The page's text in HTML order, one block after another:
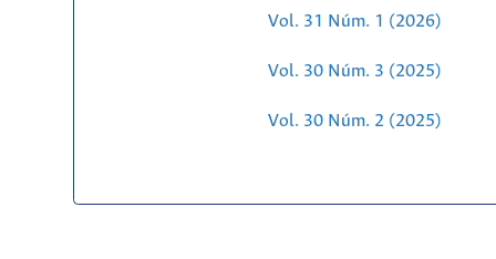
Vol. 31 Núm. 1 (2026)
Vol. 30 Núm. 3 (2025)
Vol. 30 Núm. 2 (2025)